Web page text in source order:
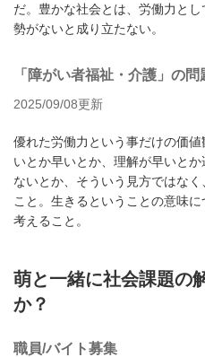
だ。豊かな社会とは、労働力と
勢がないと成り立たない。
「障がい者福祉・介護」の
2025/09/08更新
優れた労働力という事だけの価
いとか早いとか、理解が早いと
ないとか、そういう見方ではな
こと。生きるということの意味
考えること。
萌と一緒に社会課題の
か？
職員/バイト募集